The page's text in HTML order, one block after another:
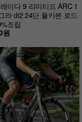
이다 9 리미티드 ARC 1
라 di2 24단 풀카본 로드
조립
원